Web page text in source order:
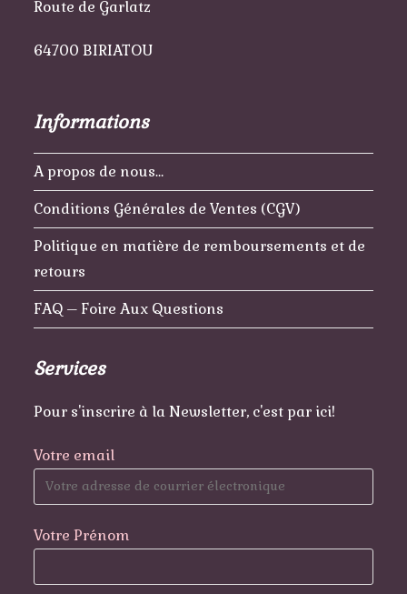
Route de Garlatz
64700 BIRIATOU
Informations
A propos de nous…
Conditions Générales de Ventes (CGV)
Politique en matière de remboursements et de
retours
FAQ – Foire Aux Questions
Services
Pour s'inscrire à la Newsletter, c'est par ici!
Votre email
Votre Prénom